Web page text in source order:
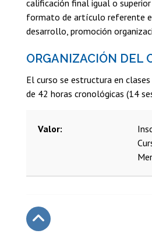
calificación final igual o
formato de artículo referente
desarrollo, promoción
ORGANIZACIÓN DEL
El curso se estructura en
de 42 horas cronológicas (14
Valor